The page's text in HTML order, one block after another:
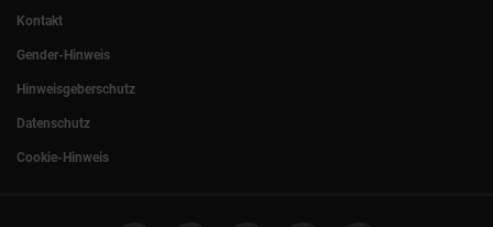
Kontakt
Gender-Hinweis
Hinweisgeberschutz
Datenschutz
Cookie-Hinweis